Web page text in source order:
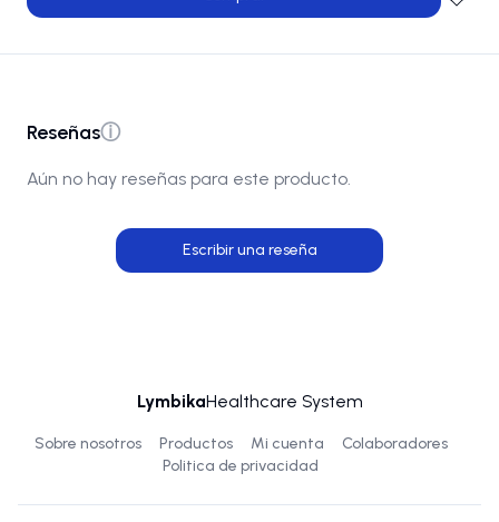
Reseñasⓘ
Aún no hay reseñas para este producto.
Escribir una reseña
LymbikaHealthcare System
Sobre nosotros Productos Mi cuenta
Colaboradores
Politica de privacidad